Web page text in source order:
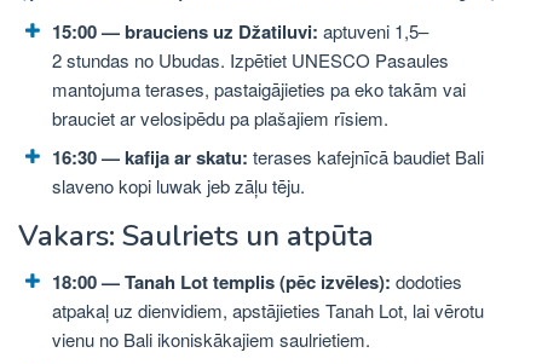
15:00 — brauciens uz Džatiluvi: aptuveni 1,5–
2 stundas no Ubudas. Izpētiet UNESCO Pasaules
mantojuma terases, pastaigājieties pa eko takām vai
brauciet ar velosipēdu pa plašajiem rīsiem.
16:30 — kafija ar skatu: terases kafejnīcā baudiet Bali
slaveno kopi luwak jeb zāļu tēju.
Vakars: Saulriets un atpūta
18:00 — Tanah Lot templis (pēc izvēles): dodoties
atpakaļ uz dienvidiem, apstājieties Tanah Lot, lai vērotu
vienu no Bali ikoniskākajiem saulrietiem.